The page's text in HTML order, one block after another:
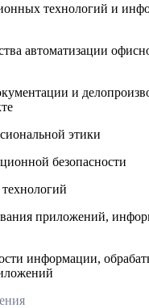
технологий и
автоматизации
и
этики
безопасности
приложений,
информации,